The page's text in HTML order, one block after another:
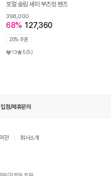
포멀 슬림 세미 부츠컷 팬츠
398,000
68% 127,360
20% 쿠폰
13 5(5)
입점/제휴문의
관 회사소개